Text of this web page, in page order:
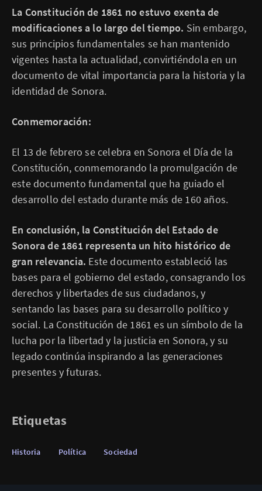
La Constitución de 1861 no estuvo exenta de
modificaciones a lo largo del tiempo. Sin embargo,
sus principios fundamentales se han mantenido
vigentes hasta la actualidad, convirtiéndola en un
documento de vital importancia para la historia y la
identidad de Sonora.
Conmemoración:
El 13 de febrero se celebra en Sonora el Día de la
Constitución, conmemorando la promulgación de
este documento fundamental que ha guiado el
desarrollo del estado durante más de 160 años.
En conclusión, la Constitución del Estado de
Sonora de 1861 representa un hito histórico de
gran relevancia. Este documento estableció las
bases para el gobierno del estado, consagrando los
derechos y libertades de sus ciudadanos, y
sentando las bases para su desarrollo político y
social. La Constitución de 1861 es un símbolo de la
lucha por la libertad y la justicia en Sonora, y su
legado continúa inspirando a las generaciones
presentes y futuras.
Etiquetas
Historia Política Sociedad